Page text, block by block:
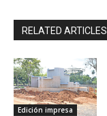
RELATED ARTICLES
Edición impresa